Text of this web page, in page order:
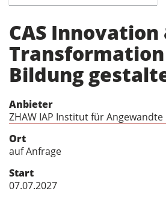
CAS Innovation
Bildung
Anbieter
ZHAW IAP Institut für
Ort
auf Anfrage
Start
07.07.2027